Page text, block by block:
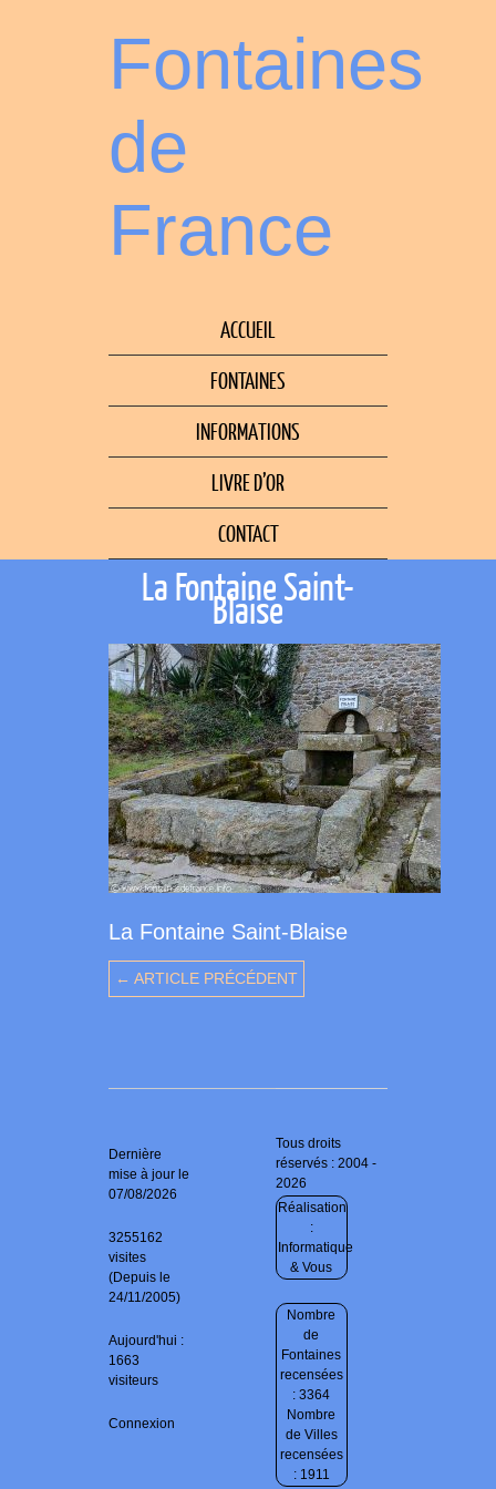
Fontaines
de
France
ACCUEIL
FONTAINES
INFORMATIONS
LIVRE D’OR
CONTACT
La Fontaine Saint-
Blaise
La Fontaine Saint-Blaise
← ARTICLE PRÉCÉDENT
Dernière
mise à jour le
07/08/2026
3255162
visites
(Depuis le
24/11/2005)
Aujourd'hui :
1663
visiteurs
Connexion
Tous droits
réservés : 2004 -
2026
Réalisation
:
Informatique
& Vous
Nombre
de
Fontaines
recensées
: 3364
Nombre
de Villes
recensées
: 1911